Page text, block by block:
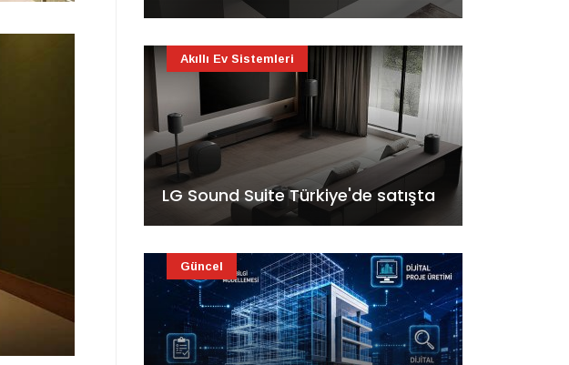
LG Sound Suite Türkiye'de satışta
Akıllı Ev Sistemleri
Güncel